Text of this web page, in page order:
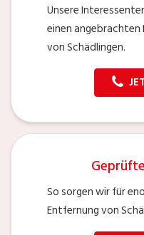
Unsere
einen
von Schädlingen.
So sorgen wir für
Entfernung von